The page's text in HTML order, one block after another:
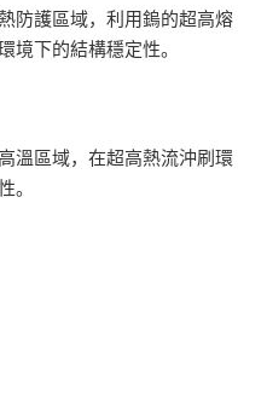
防護區域，利用鎢的超高熔
境下的結構穩定性。
溫區域，在超高熱流沖刷環
。